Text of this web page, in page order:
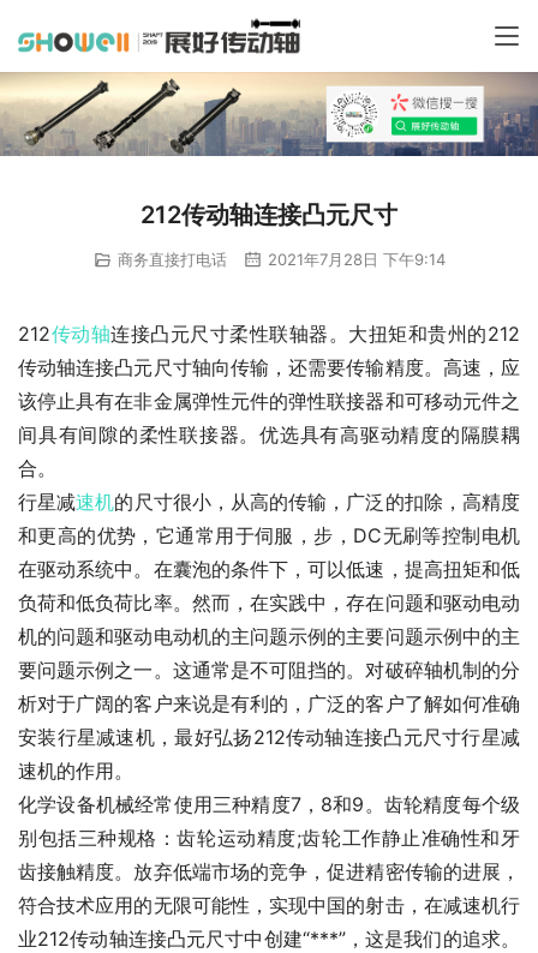
212传动轴连接凸元尺寸
商务直接打电话 2021年7月28日 下午9:14
212传动轴连接凸元尺寸柔性联轴器。大扭矩和贵州的212
传动轴连接凸元尺寸轴向传输，还需要传输精度。高速，应
该停止具有在非金属弹性元件的弹性联接器和可移动元件之
间具有间隙的柔性联接器。优选具有高驱动精度的隔膜耦
合。
行星减速机的尺寸很小，从高的传输，广泛的扣除，高精度
和更高的优势，它通常用于伺服，步，DC无刷等控制电机
在驱动系统中。在囊泡的条件下，可以低速，提高扭矩和低
负荷和低负荷比率。然而，在实践中，存在问题和驱动电动
机的问题和驱动电动机的主问题示例的主要问题示例中的主
要问题示例之一。这通常是不可阻挡的。对破碎轴机制的分
析对于广阔的客户来说是有利的，广泛的客户了解如何准确
安装行星减速机，最好弘扬212传动轴连接凸元尺寸行星减
速机的作用。
化学设备机械经常使用三种精度7，8和9。齿轮精度每个级
别包括三种规格：齿轮运动精度;齿轮工作静止准确性和牙
齿接触精度。放弃低端市场的竞争，促进精密传输的进展，
符合技术应用的无限可能性，实现中国的射击，在减速机行
业212传动轴连接凸元尺寸中创建“***”，这是我们的追求。